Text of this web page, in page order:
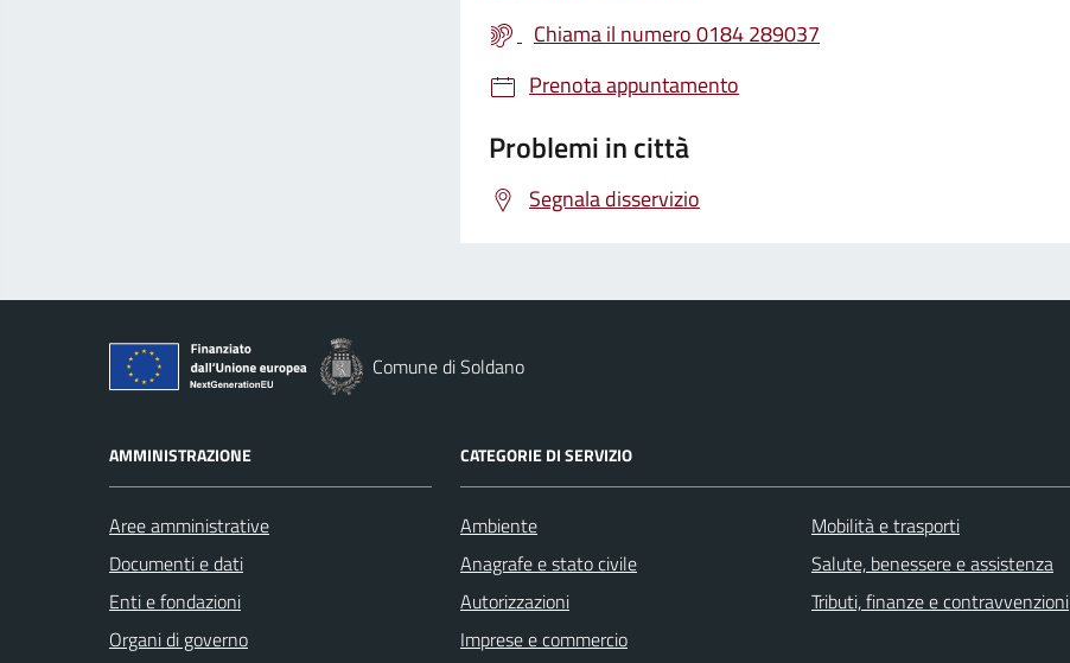
Chiama il numero 0184 289037
Prenota appuntamento
Problemi in città
Segnala disservizio
Comune di Soldano
AMMINISTRAZIONE
Aree amministrative
Documenti e dati
Enti e fondazioni
Organi di governo
CATEGORIE DI SERVIZIO
Ambiente
Anagrafe e stato civile
Autorizzazioni
Imprese e commercio
Mobilità e trasporti
Salute, benessere e assistenza
Tributi, finanze e contravvenzioni